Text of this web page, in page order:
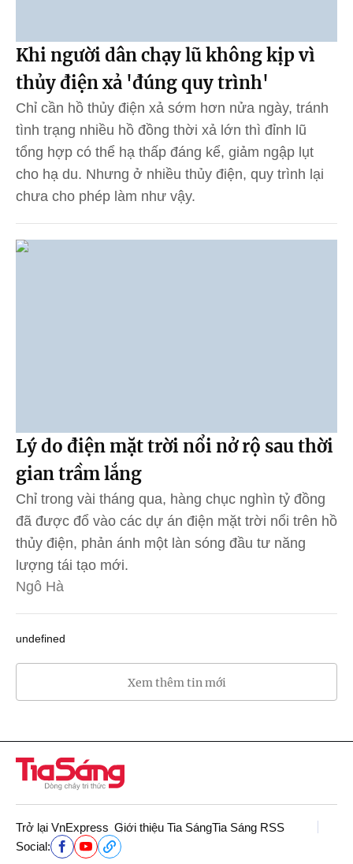
Khi người dân chạy lũ không kịp vì
thủy điện xả 'đúng quy trình'
Chỉ cần hồ thủy điện xả sớm hơn nửa ngày, tránh
tình trạng nhiều hồ đồng thời xả lớn thì đỉnh lũ
tổng hợp có thể hạ thấp đáng kể, giảm ngập lụt
cho hạ du. Nhưng ở nhiều thủy điện, quy trình lại
chưa cho phép làm như vậy.
Lý do điện mặt trời nổi nở rộ sau thời
gian trầm lắng
Chỉ trong vài tháng qua, hàng chục nghìn tỷ đồng
đã được đổ vào các dự án điện mặt trời nổi trên hồ
thủy điện, phản ánh một làn sóng đầu tư năng
lượng tái tạo mới.
Ngô Hà
undefined
Xem thêm tin mới
Trở lại VnExpress Giới thiệu Tia SángTia Sáng RSS
Social: